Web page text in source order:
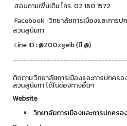
สอบถามเพิ่มเติม โทร. 02 160 1572
Facebook : วิทยาลัยการเมืองและการ
สวนสุนันทา
Line ID : @200zgeib (มี @)
ติดตาม วิทยาลัยการเมืองและการปกคร
สวนสุนันทา ได้ในช่องทางอื่นๆ
Website
วิทยาลัยการเมืองและการปกครอ